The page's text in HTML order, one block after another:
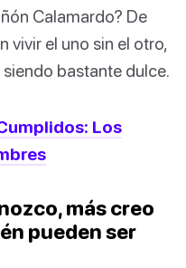
Calamardo? De
vivir el uno sin el otro,
bastante dulce.
Los
más creo
pueden ser